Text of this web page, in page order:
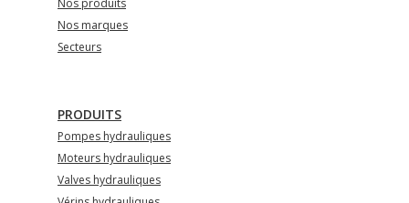
Nos produits
Nos marques
Secteurs
PRODUITS
Pompes hydrauliques
Moteurs hydrauliques
Valves hydrauliques